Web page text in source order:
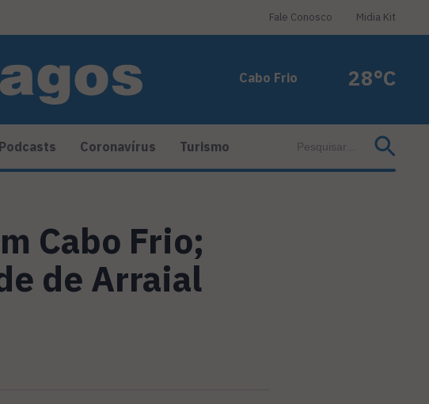
Fale Conosco Midia Kit
Cabo Frio 28°C
Podcasts Coronavírus Turismo
Cabo Frio;
de Arraial